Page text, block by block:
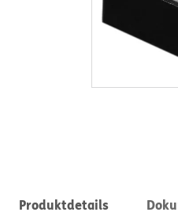
Produktdetails